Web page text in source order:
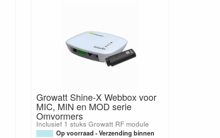
Growatt Shine-X Webbox voor
MIC, MIN en MOD serie
Omvormers
Inclusief 1 stuks Growatt RF module
Op voorraad - Verzending binnen